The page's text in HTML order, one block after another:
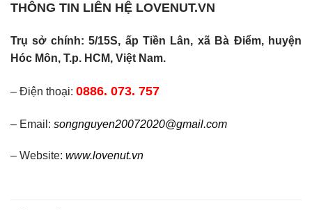
THÔNG TIN LIÊN HỆ LOVENUT.VN
Trụ sở chính: 5/15S, ấp Tiền Lân, xã Bà Điểm, huyện
Hóc Môn, T.p. HCM, Việt Nam.
– Điện thoại: 0886. 073. 757
– Email: songnguyen20072020@gmail.com
– Website: www.lovenut.vn